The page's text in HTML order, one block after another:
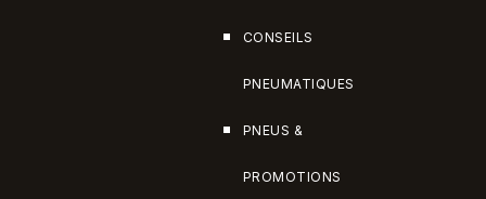
CONSEILS
PNEUMATIQUES
PNEUS &
PROMOTIONS